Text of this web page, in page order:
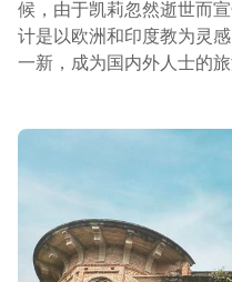
候，由于凯莉忽然逝世而
计是以欧洲和印度教为灵
一新，成为国内外人士的旅